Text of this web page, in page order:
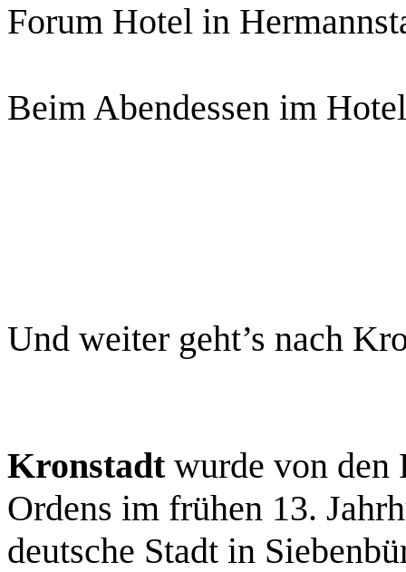
Forum Hotel in
Beim Abendessen im
Und weiter geht’s nach
Kronstadtwurde von den
Ordens im frühen 13.
deutsche Stadt in